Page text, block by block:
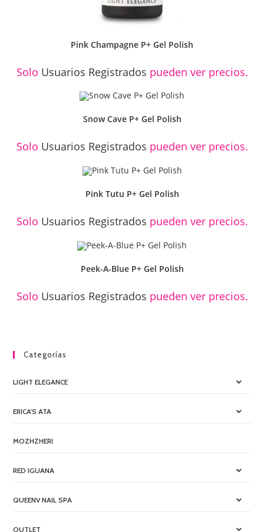
Pink Champagne P+ Gel Polish
Solo Usuarios Registrados pueden ver precios.
Snow Cave P+ Gel Polish
Solo Usuarios Registrados pueden ver precios.
Pink Tutu P+ Gel Polish
Solo Usuarios Registrados pueden ver precios.
Peek-A-Blue P+ Gel Polish
Solo Usuarios Registrados pueden ver precios.
Categorías
LIGHT ELEGANCE
ERICA'S ATA
MOZHZHERI
RED IGUANA
QUEENV NAIL SPA
OUTLET